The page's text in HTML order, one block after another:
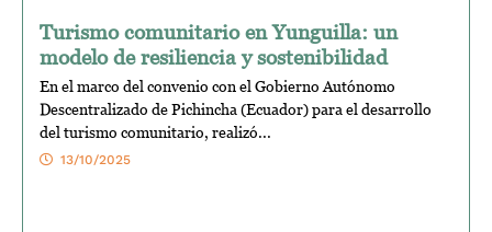
Turismo comunitario en Yunguilla: un
modelo de resiliencia y sostenibilidad
En el marco del convenio con el Gobierno Autónomo
Descentralizado de Pichincha (Ecuador) para el desarrollo
del turismo comunitario, realizó...
13/10/2025